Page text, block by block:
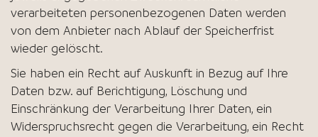
verarbeiteten personenbezogenen Daten werden
von dem Anbieter nach Ablauf der Speicherfrist
wieder gelöscht.
Sie haben ein Recht auf Auskunft in Bezug auf Ihre
Daten bzw. auf Berichtigung, Löschung und
Einschränkung der Verarbeitung Ihrer Daten, ein
Widerspruchsrecht gegen die Verarbeitung, ein Recht